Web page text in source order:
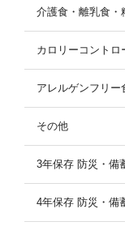
介護食・離乳食・
カロリーコントロ
アレルゲンフリー
その他
3年保存 防災・備
4年保存 防災・備